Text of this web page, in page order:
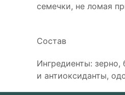
семечки, не ломая
Состав
Ингредиенты: зерно,
и антиоксиданты,